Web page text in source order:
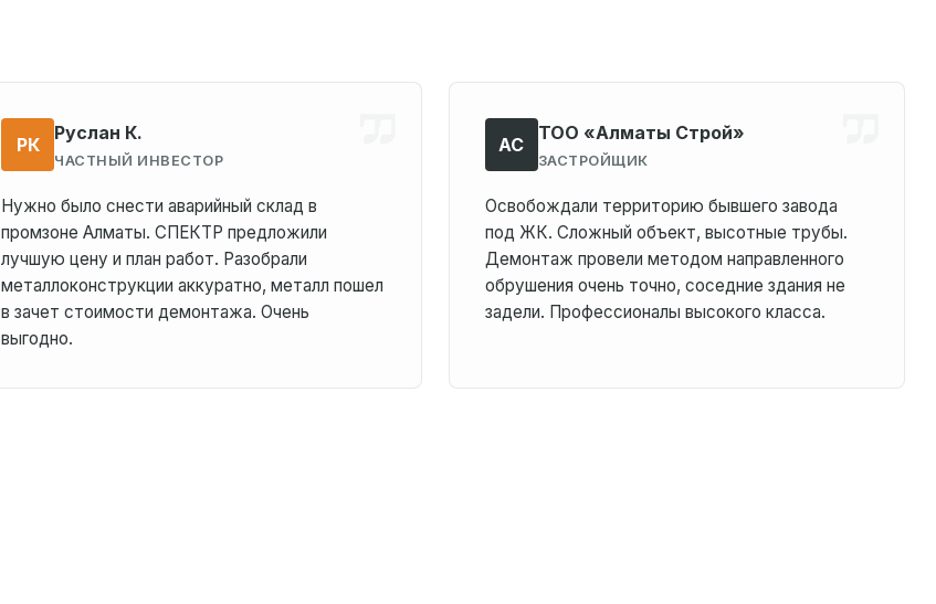
РК
Руслан К.
ЧАСТНЫЙ ИНВЕСТОР
Нужно было снести аварийный склад в
промзоне Алматы. СПЕКТР предложили
лучшую цену и план работ. Разобрали
металлоконструкции аккуратно, металл пошел
в зачет стоимости демонтажа. Очень
выгодно.
АС
ТОО «Алматы Строй»
ЗАСТРОЙЩИК
Освобождали территорию бывшего завода
под ЖК. Сложный объект, высотные трубы.
Демонтаж провели методом направленного
обрушения очень точно, соседние здания не
задели. Профессионалы высокого класса.